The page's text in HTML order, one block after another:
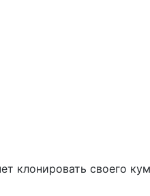
клонировать своего